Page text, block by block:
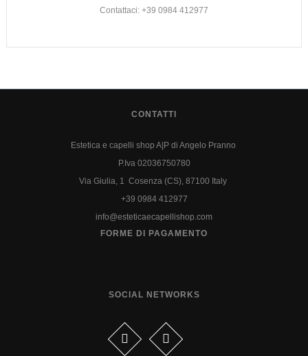
Contattaci: +39 0984 412977
CONTATTI
Estetica e capelli shop A|P di Angelo Pranno
P.Iva 02036750780
Via Giulia, 1 Cosenza (CS), 87100 Italy
+39 0984 412977
info@esteticaecapellishop.com
FORME DI PAGAMENTO
SOCIAL NETWORKS